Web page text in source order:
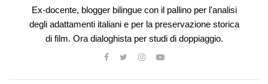
Ex-docente, blogger bilingue con il pallino per l'analisi
degli adattamenti italiani e per la preservazione storica
di film. Ora dialoghista per studi di doppiaggio.